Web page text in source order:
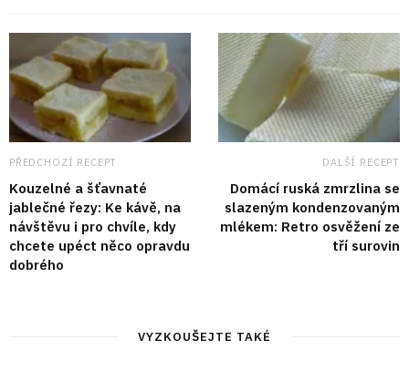
PŘEDCHOZÍ RECEPT
Kouzelné a šťavnaté
jablečné řezy: Ke kávě, na
návštěvu i pro chvíle, kdy
chcete upéct něco opravdu
dobrého
DALŠÍ RECEPT
Domácí ruská zmrzlina se
slazeným kondenzovaným
mlékem: Retro osvěžení ze
tří surovin
VYZKOUŠEJTE TAKÉ